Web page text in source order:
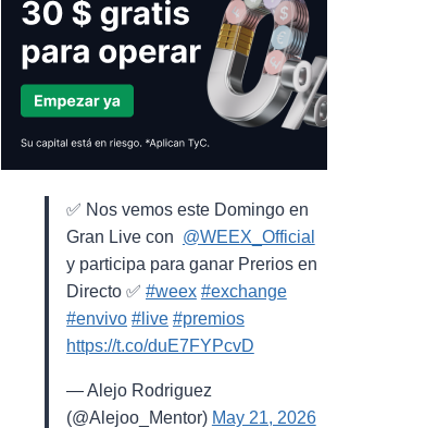
✅ Nos vemos este Domingo en
Gran Live con ⁨ @WEEX_Official
y participa para ganar Prerios en
Directo ✅ #weex #exchange
#envivo #live #premios
https://t.co/duE7FYPcvD
— Alejo Rodriguez
(@Alejoo_Mentor) May 21, 2026